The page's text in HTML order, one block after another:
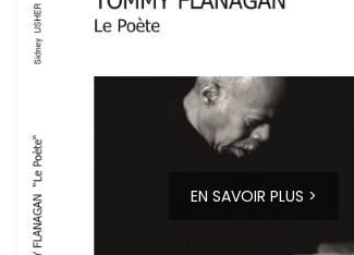
EN SAVOIR PLUS >